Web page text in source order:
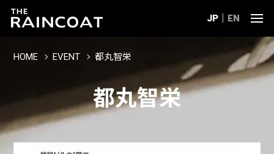
JP EN
HOME EVENT 都丸智栄
都丸智栄